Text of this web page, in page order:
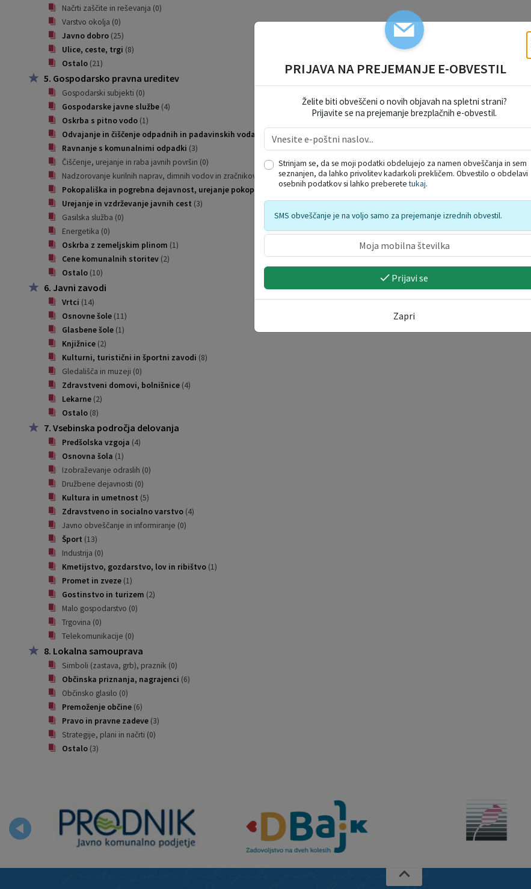
Načrti zaščite in reševanja (0)
Varstvo okolja (0)
Javno dobro(25)
Ulice, ceste, trgi (8)
Ostalo(21)
5. Gospodarsko pravna ureditev
Gospodarski subjekti (0)
Gospodarske javne službe(4)
Oskrba s pitno vodo(1)
Odvajanje in čiščenje odpadnih in padavinskih voda
Ravnanje s komunalnimi odpadki (3)
Čiščenje, urejanje in raba javnih površin (0)
Nadzorovanje kurilnih naprav, dimnih vodov in zračnikov
Pokopališka in pogrebna dejavnost, urejanje pokopališč
(1)
Urejanje in vzdrževanje javnih cest (3)
Gasilska služba (0)
Energetika (0)
Oskrba z zemeljskim plinom (1)
Cene komunalnih storitev(2)
Ostalo(10)
6. Javni zavodi
Vrtci (14)
Osnovne šole(11)
Glasbene šole(1)
Knjižnice(2)
Kulturni, turistični in športni zavodi (8)
Gledališča in muzeji (0)
Zdravstveni domovi, bolnišnice(4)
Lekarne(2)
Ostalo(8)
7. Vsebinska področja delovanja
Predšolska vzgoja (4)
Osnovna šola (1)
Izobraževanje odraslih (0)
Družbene dejavnosti (0)
Kultura in umetnost (5)
Zdravstveno in socialno varstvo(4)
Javno obveščanje in informiranje (0)
Šport (13)
Industrija (0)
Kmetijstvo, gozdarstvo, lov in ribištvo(1)
Promet in zveze(1)
Gostinstvo in turizem (2)
Malo gospodarstvo (0)
Trgovina (0)
Telekomunikacije (0)
8. Lokalna samouprava
Simboli (zastava, grb), praznik (0)
Občinska priznanja, nagrajenci (6)
Občinsko glasilo (0)
Premoženje občine(6)
Pravo in pravne zadeve(3)
Strategije, plani in načrti (0)
Ostalo(3)
PRIJAVA NA PREJEMANJE E-OBVESTIL
Želite biti obveščeni o novih objavah na spletni strani?
Prijavite se na prejemanje brezplačnih e-obvestil.
Strinjam se, da se moji podatki obdelujejo za namen obveščanja in sem
seznanjen, da lahko privolitev kadarkoli prekličem. Obvestilo o obdelavi
osebnih podatkov si lahko preberetetukaj.
SMS obveščanje je na voljo samo za prejemanje izrednih obvestil.
Prijavi se
Zapri